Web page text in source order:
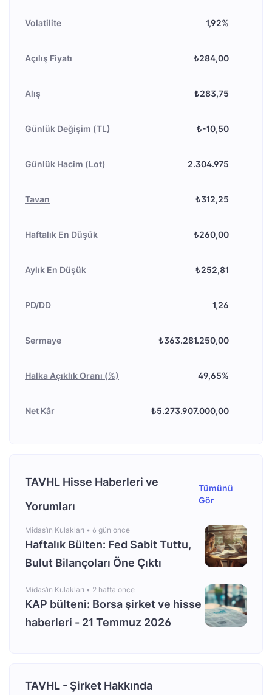
Volatilite 1,92%
Açılış Fiyatı ₺284,00
Alış ₺283,75
Günlük Değişim (TL) ₺-10,50
Günlük Hacim (Lot) 2.304.975
Tavan ₺312,25
Haftalık En Düşük ₺260,00
Aylık En Düşük ₺252,81
PD/DD 1,26
Sermaye ₺363.281.250,00
Halka Açıklık Oranı (%) 49,65%
Net Kâr ₺5.273.907.000,00
TAVHL Hisse Haberleri ve
Yorumları
Tümünü
Gör
Midas’ın Kulakları • 6 gün once
Haftalık Bülten: Fed Sabit Tuttu,
Bulut Bilançoları Öne Çıktı
Midas’ın Kulakları • 2 hafta once
KAP bülteni: Borsa şirket ve hisse
haberleri - 21 Temmuz 2026
TAVHL - Şirket Hakkında